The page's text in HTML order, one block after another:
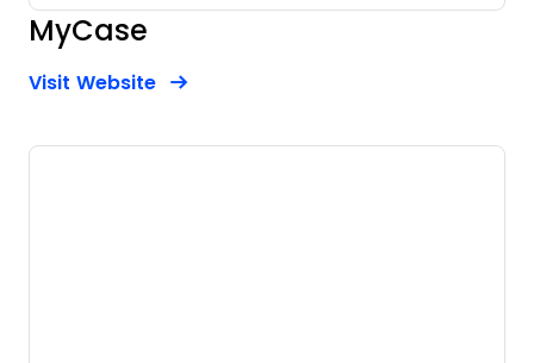
MyCase
Visit WebsiteOpens New Window